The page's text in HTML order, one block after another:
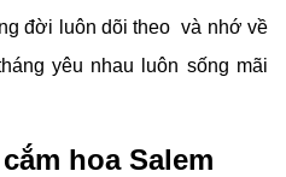
đời luôn dõi theo và nhớ về
yêu nhau luôn sống mãi
hoa Salem